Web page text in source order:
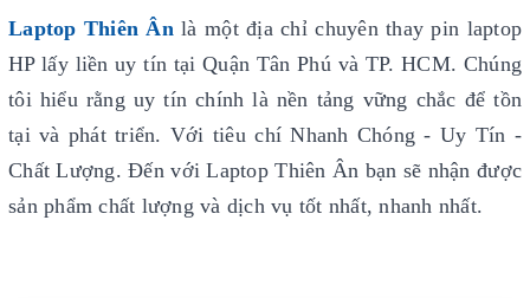
Laptop Thiên Ânlà một địa chỉ chuyên thay pin laptop
HP lấy liền uy tín tại Quận Tân Phú và TP. HCM. Chúng
tôi hiểu rằng uy tín chính là nền tảng vững chắc để tồn
tại và phát triển. Với tiêu chí Nhanh Chóng - Uy Tín -
Chất Lượng. Đến với Laptop Thiên Ân bạn sẽ nhận được
sản phẩm chất lượng và dịch vụ tốt nhất, nhanh nhất.